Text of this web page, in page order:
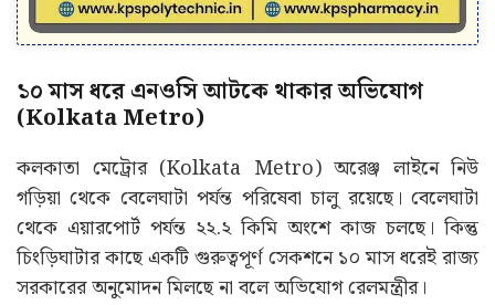
১০ মাস ধরে এনওসি আটকে থাকার অভিযোগ
(Kolkata Metro)
কলকাতা মেট্রোর (Kolkata Metro) অরেঞ্জ লাইনে নিউ
গড়িয়া থেকে বেলেঘাটা পর্যন্ত পরিষেবা চালু রয়েছে। বেলেঘাটা
থেকে এয়ারপোর্ট পর্যন্ত ২২.২ কিমি অংশে কাজ চলছে। কিন্তু
চিংড়িঘাটার কাছে একটি গুরুত্বপূর্ণ সেকশনে ১০ মাস ধরেই রাজ্য
সরকারের অনুমোদন মিলছে না বলে অভিযোগ রেলমন্ত্রীর।